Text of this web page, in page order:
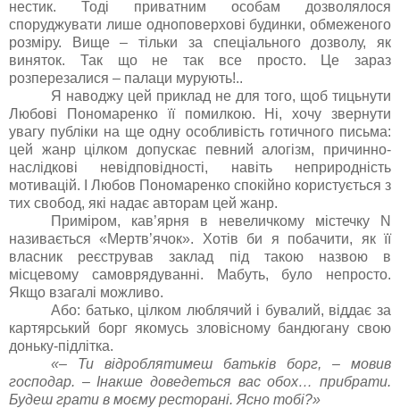
нестик. Тоді приватним особам дозволялося
споруджувати лише одноповерхові будинки, обмеженого
розміру. Вище – тільки за спеціального дозволу, як
виняток. Так що не так все просто. Це зараз
розперезалися – палаци мурують!..
Я наводжу цей приклад не для того, щоб тицьнути
Любові Пономаренко її помилкою. Ні, хочу звернути
увагу публіки на ще одну особливість готичного письма:
цей жанр цілком допускає певний алогізм, причинно-
наслідкові невідповідності, навіть неприродність
мотивацій. І Любов Пономаренко спокійно користується з
тих свобод, які надає авторам цей жанр.
Приміром, кав’ярня в невеличкому містечку N
називається «Мертв’ячок». Хотів би я побачити, як її
власник реєстрував заклад під такою назвою в
місцевому самоврядуванні. Мабуть, було непросто.
Якщо взагалі можливо.
Або: батько, цілком люблячий і бувалий, віддає за
картярський борг якомусь зловісному бандюгану свою
доньку-підлітка.
«– Ти відроблятимеш батьків борг, – мовив
господар. – Інакше доведеться вас обох… прибрати.
Будеш грати в моєму ресторані. Ясно тобі?»